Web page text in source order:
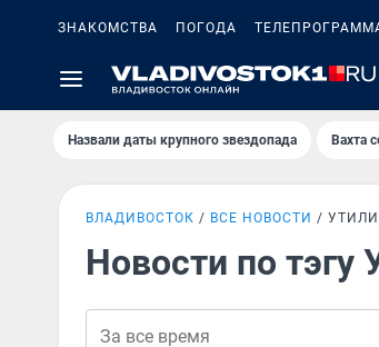
ЗНАКОМСТВА ПОГОДА
Назвали даты крупного звездопада Вахта
ВЛАДИВОСТОК ВСЕ НОВОСТИ
Новости по тэгу